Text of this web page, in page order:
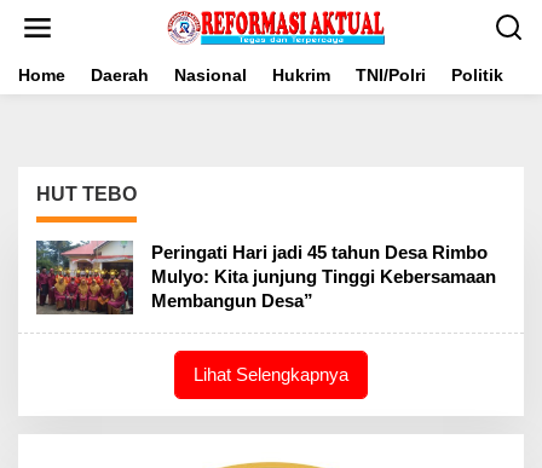
Home Daerah Nasional Hukrim TNI/Polri Politik
HUT TEBO
Peringati Hari jadi 45 tahun Desa Rimbo
Mulyo: Kita junjung Tinggi Kebersamaan
Membangun Desa”
Lihat Selengkapnya